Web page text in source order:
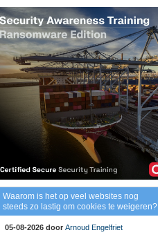
Waarom is het op veel websites nog
steeds zo lastig om cookies te weigeren?
05-08-2026 door Arnoud Engelfriet